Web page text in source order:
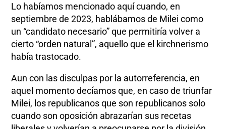
Lo habíamos mencionado aquí cuando, en
septiembre de 2023, hablábamos de Milei como
un “candidato necesario” que permitiría volver a
cierto “orden natural”, aquello que el kirchnerismo
había trastocado.
Aun con las disculpas por la autorreferencia, en
aquel momento decíamos que, en caso de triunfar
Milei, los republicanos que son republicanos solo
cuando son oposición abrazarían sus recetas